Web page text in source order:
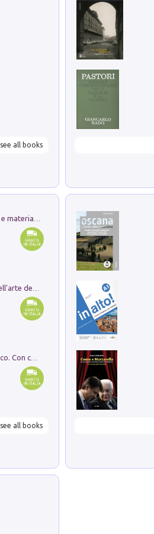
see all books
I monumenti funerari del Lazio antico. Con cartella con tavole
see all books